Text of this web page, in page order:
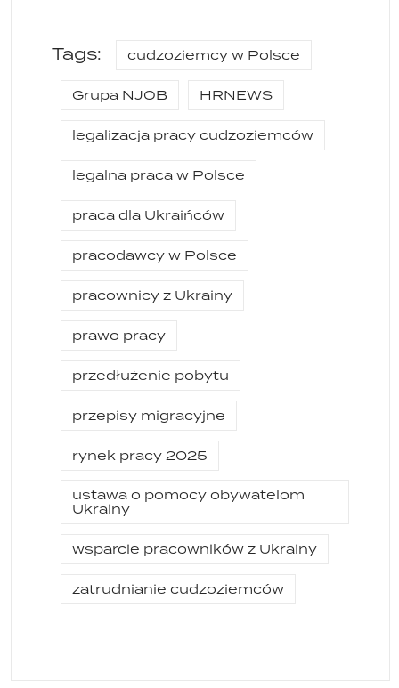
Tags: cudzoziemcy w Polsce
Grupa NJOB HRNEWS
legalizacja pracy cudzoziemców
legalna praca w Polsce
praca dla Ukraińców
pracodawcy w Polsce
pracownicy z Ukrainy
prawo pracy
przedłużenie pobytu
przepisy migracyjne
rynek pracy 2025
ustawa o pomocy obywatelom
Ukrainy
wsparcie pracowników z Ukrainy
zatrudnianie cudzoziemców